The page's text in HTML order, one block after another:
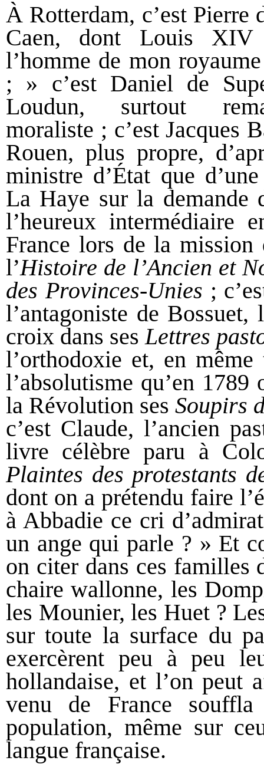
À Rotterdam, c’est Pierre
Caen, dont Louis
l’homme de mon
; » c’est Daniel de
Loudun, surtout
moraliste ; c’est Jacques
Rouen, plus propre,
ministre d’État que
La Haye sur la demande
l’heureux intermédiaire
France lors de la
l’Histoire de l’Ancien et
des Provinces-Unies ;
l’antagoniste de Bossuet,
croix dans ses Lettres
l’orthodoxie et, en
l’absolutisme qu’en
la Révolution ses Soupirs
c’est Claude, l’ancien
livre célèbre paru à
Plaintes des protestants
dont on a prétendu faire
à Abbadie ce cri
un ange qui parle ? » Et
on citer dans ces familles
chaire wallonne, les
les Mounier, les Huet ?
sur toute la surface du
exercèrent peu à peu
hollandaise, et l’on peut
venu de France
population, même sur
langue française.